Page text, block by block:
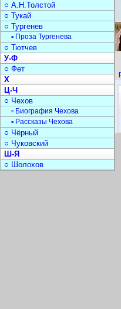
○ А.Н.Толстой
○ Тукай
○ Тургенев
▫ Проза Тургенева
○ Тютчев
У-Ф
○ Фет
Х
Ц-Ч
○ Чехов
▫ Биография Чехова
▫ Рассказы Чехова
○ Чёрный
○ Чуковский
Ш-Я
○ Шолохов